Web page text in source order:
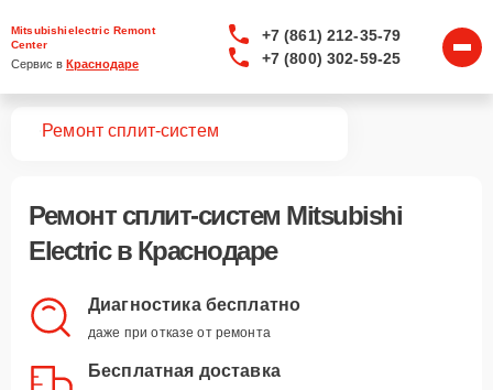
Mitsubishielectric Remont
Center
Сервис в Краснодаре
+7 (861) 212-35-79
+7 (800) 302-59-25
Ремонт сплит-систем
Ремонт сплит-систем Mitsubishi
Electricв Краснодаре
Диагностика бесплатно
даже при отказе от ремонта
Бесплатная доставка